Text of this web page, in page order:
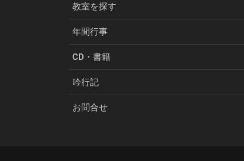
教室を探す
年間行事
CD・書籍
吟行記
お問合せ